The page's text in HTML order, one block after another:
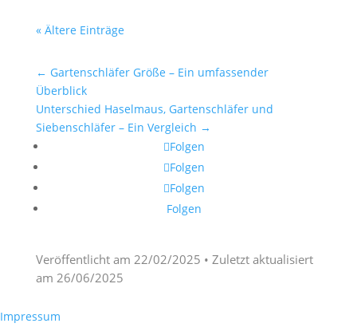
« Ältere Einträge
← Gartenschläfer Größe – Ein umfassender
Überblick
Unterschied Haselmaus, Gartenschläfer und
Siebenschläfer – Ein Vergleich →
Folgen
Folgen
Folgen
Folgen
Veröffentlicht am 22/02/2025 • Zuletzt aktualisiert
am 26/06/2025
Impressum